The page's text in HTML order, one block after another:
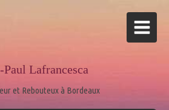
Paul Lafrancesca
et Rebouteux à Bordeaux